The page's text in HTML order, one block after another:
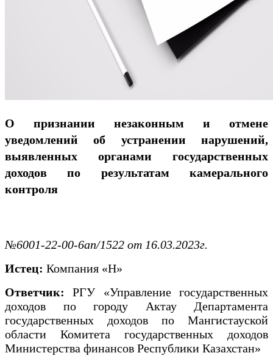
О признании незаконным и отмене
уведомлений об устранении нарушений,
выявленных органами государственных
доходов по результатам камерального
контроля
№6001-22-00-6ап/1522 от 16.03.2023г.
Истец: Компания «Н»
Ответчик:РГУ «Управление государственных
доходов по городу Актау Департамента
государственных доходов по Мангистауской
области Комитета государственных доходов
Министерства финансов Республики Казахстан»